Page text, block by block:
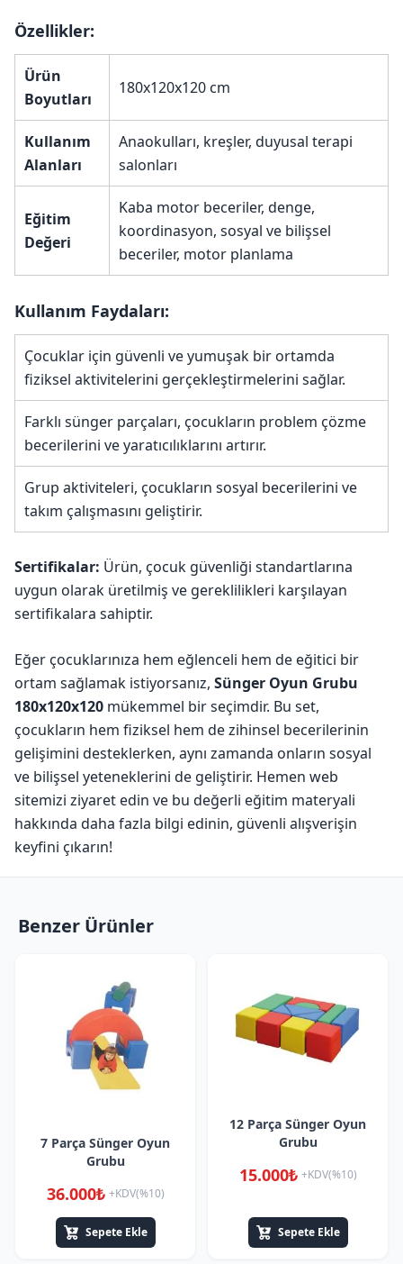
Özellikler:
Ürün
Boyutları
180x120x120 cm
Kullanım
Alanları
Anaokulları, kreşler, duyusal terapi
salonları
Eğitim
Değeri
Kaba motor beceriler, denge,
koordinasyon, sosyal ve bilişsel
beceriler, motor planlama
Kullanım Faydaları:
Çocuklar için güvenli ve yumuşak bir ortamda
fiziksel aktivitelerini gerçekleştirmelerini sağlar.
Farklı sünger parçaları, çocukların problem çözme
becerilerini ve yaratıcılıklarını artırır.
Grup aktiviteleri, çocukların sosyal becerilerini ve
takım çalışmasını geliştirir.
Sertifikalar: Ürün, çocuk güvenliği standartlarına
uygun olarak üretilmiş ve gereklilikleri karşılayan
sertifikalara sahiptir.
Eğer çocuklarınıza hem eğlenceli hem de eğitici bir
ortam sağlamak istiyorsanız, Sünger Oyun Grubu
180x120x120 mükemmel bir seçimdir. Bu set,
çocukların hem fiziksel hem de zihinsel becerilerinin
gelişimini desteklerken, aynı zamanda onların sosyal
ve bilişsel yeteneklerini de geliştirir. Hemen web
sitemizi ziyaret edin ve bu değerli eğitim materyali
hakkında daha fazla bilgi edinin, güvenli alışverişin
keyfini çıkarın!
Benzer Ürünler
7 Parça Sünger Oyun
Grubu
36.000₺ +KDV(%10)
Sepete Ekle
12 Parça Sünger Oyun
Grubu
15.000₺ +KDV(%10)
Sepete Ekle